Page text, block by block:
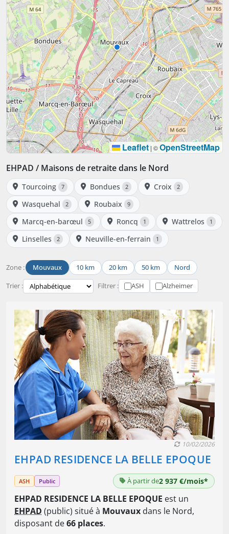
Leaflet | ©OpenStreetMap
EHPAD / Maisons de retraite dans le Nord
Tourcoing 7 Bondues 2 Croix 2
Wasquehal 2 Roubaix 9
Marcq-en-barœul 5 Roncq 1 Wattrelos 1
Linselles 2 Neuville-en-ferrain 1
Zone : Mouvaux 10 km 20 km 50 km Nord
Trier : Filtrer : ASH Alzheimer
EHPAD RESIDENCE LA BELLE EPOQUE
10/02/2026
ASH Public À partir de2 937 €/mois*
EHPAD RESIDENCE LA BELLE EPOQUE est un
EHPAD (public) situé à Mouvaux dans le Nord,
disposant de66 places.